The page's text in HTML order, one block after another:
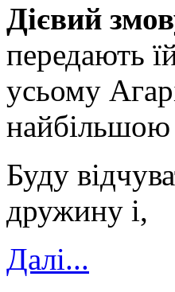
Дієвий
передають
усьому
Буду
дружину і,
Далi...